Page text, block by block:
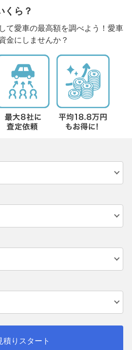
くら？
て愛車の最高額を調べよう！愛車
金にしませんか？
積りスタート